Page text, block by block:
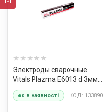
Электроды сварочные
Vitals Plazma E6013 d 3мм,
X 2,5кг
є в наявності КОД: 133890